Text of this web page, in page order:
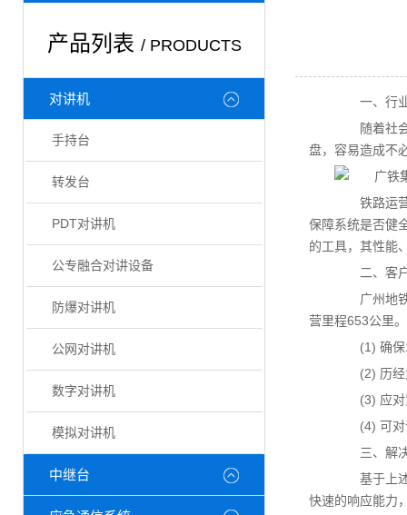
产品列表 / PRODUCTS
对讲机
手持台
转发台
PDT对讲机
公专融合对讲设备
防爆对讲机
公网对讲机
数字对讲机
模拟对讲机
中继台
一、行
随着社会
盘，容易造成不
铁路运营
保障系统是否健
的工具，其性能
二、客
广州地铁
营里程653公里
(1) 确保
(2) 历经大
(3) 应对紧
(4) 可对调
三、解
基于上述
快速的响应能力